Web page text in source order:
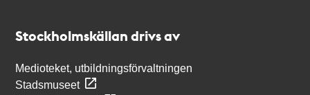
Stockholmskällan drivs av
Medioteket, utbildningsförvaltningen
Stadsmuseet